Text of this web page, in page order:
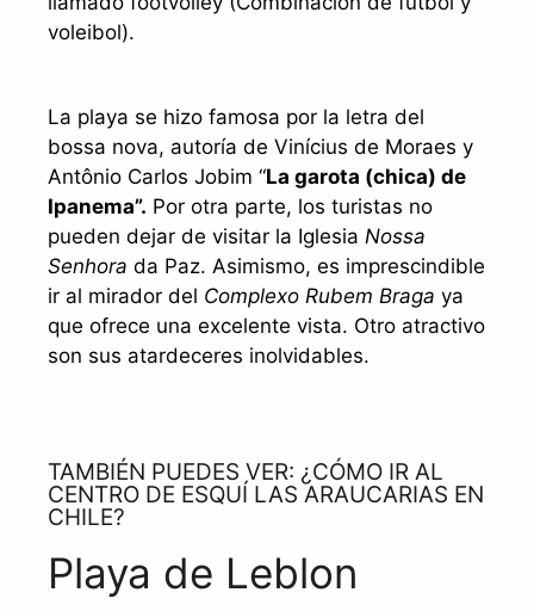
voleibol).
La playa se hizo famosa por la letra del
bossa nova, autoría de Vinícius de Moraes y
Antônio Carlos Jobim “La garota (chica) de
Ipanema”. Por otra parte, los turistas no
pueden dejar de visitar la Iglesia Nossa
Senhora da Paz. Asimismo, es imprescindible
ir al mirador del Complexo Rubem Braga ya
que ofrece una excelente vista. Otro atractivo
son sus atardeceres inolvidables.
TAMBIÉN PUEDES VER: ¿CÓMO IR AL
CENTRO DE ESQUÍ LAS ARAUCARIAS EN
CHILE?
Playa de Leblon